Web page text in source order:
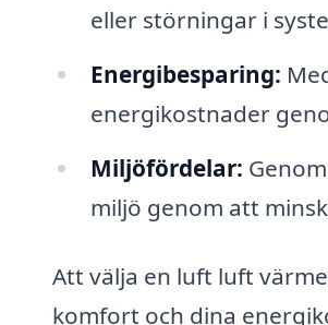
eller störningar i
Energibesparing:
energikostnader
Miljöfördelar:
miljö genom att
Att välja en luft luft
komfort och dina